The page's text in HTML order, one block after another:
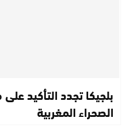
بلجيكا تجدد التأكيد
الصحراء المغربية